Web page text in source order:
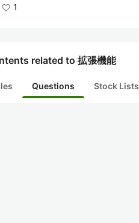
1
related to 拡張機能
Questions Stock Lists